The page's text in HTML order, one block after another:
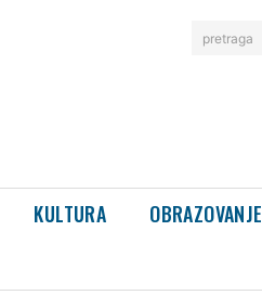
pretraga
KULTURA OBRAZOVANJE